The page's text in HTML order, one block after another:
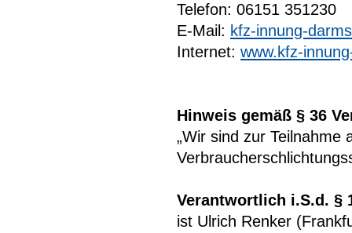
Telefon: 06151 351230
E-Mail: kfz-innung-
Internet: www.kfz-
Hinweis gemäß § 36
„Wir sind zur Teilnahme
Verantwortlich i.S.d. §
ist Ulrich Renker